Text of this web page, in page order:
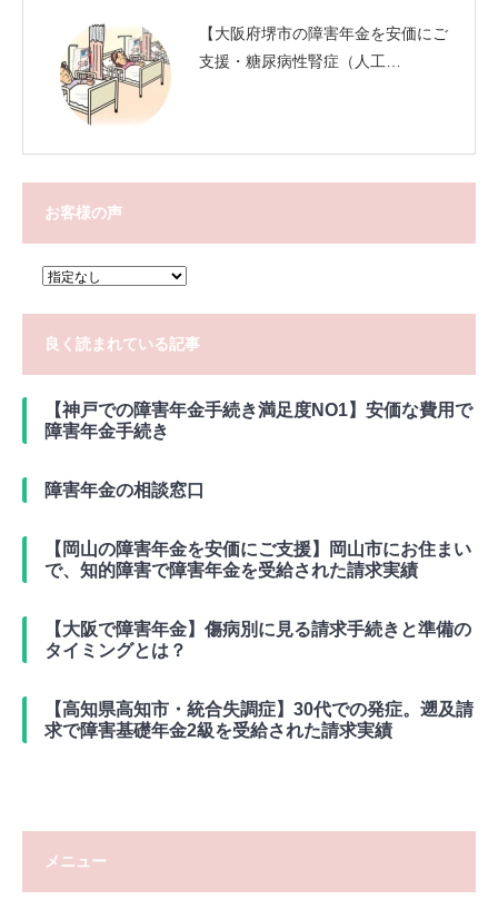
【大阪府堺市の障害年金を安価にご
支援・糖尿病性腎症（人工…
お客様の声
良く読まれている記事
【神戸での障害年金手続き満足度NO1】安価な費用で
障害年金手続き
障害年金の相談窓口
【岡山の障害年金を安価にご支援】岡山市にお住まい
で、知的障害で障害年金を受給された請求実績
【大阪で障害年金】傷病別に見る請求手続きと準備の
タイミングとは？
【高知県高知市・統合失調症】30代での発症。遡及請
求で障害基礎年金2級を受給された請求実績
メニュー